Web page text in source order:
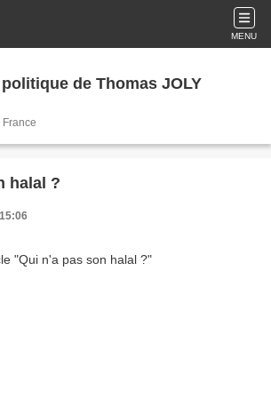
MENU
de Thomas JOLY
France
halal ?